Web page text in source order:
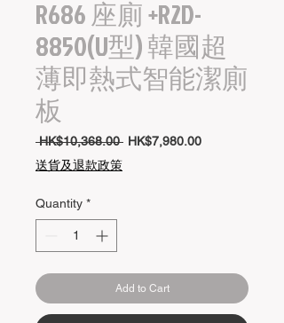
R686 座廁 +R2D-
8850(U型) 韓國超
薄即熱式智能潔廁
板
HK$10,368.00 Regular
HK$7,980.00Sale
送貨及退款政策
Quantity *
Add to Cart